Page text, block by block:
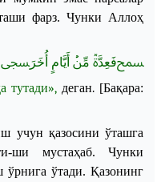
фарз.Чунки Аллоҳ
ﵟفَعِدَّةٞ مِّنۡ أَيَّامٍ أُخَرَﵞ
тутади»,деган. [Бақара:
учун қазосини ўташга
-ши мустаҳаб. Чунки
ўрнига ўтади. Қазонинг